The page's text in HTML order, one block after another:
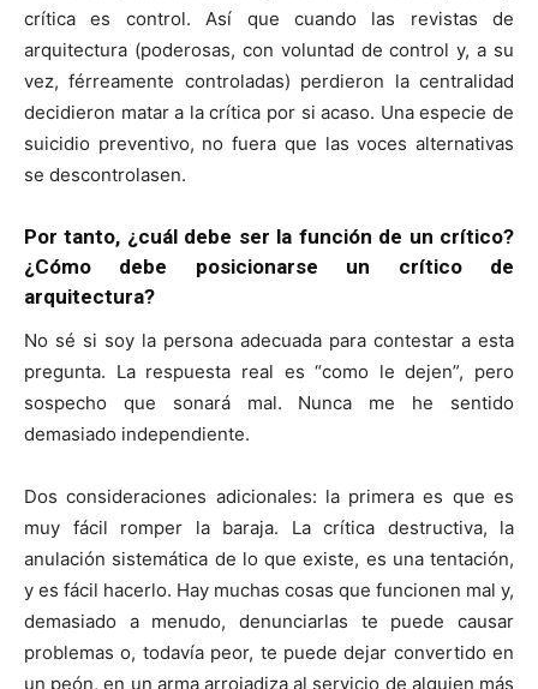
crítica es control. Así que cuando las revistas de
arquitectura (poderosas, con voluntad de control y, a su
vez, férreamente controladas) perdieron la centralidad
decidieron matar a la crítica por si acaso. Una especie de
suicidio preventivo, no fuera que las voces alternativas
se descontrolasen.
Por tanto, ¿cuál debe ser la función de un crítico?
¿Cómo debe posicionarse un crítico de
arquitectura?
No sé si soy la persona adecuada para contestar a esta
pregunta. La respuesta real es “como le dejen”, pero
sospecho que sonará mal. Nunca me he sentido
demasiado independiente.
Dos consideraciones adicionales: la primera es que es
muy fácil romper la baraja. La crítica destructiva, la
anulación sistemática de lo que existe, es una tentación,
y es fácil hacerlo. Hay muchas cosas que funcionen mal y,
demasiado a menudo, denunciarlas te puede causar
problemas o, todavía peor, te puede dejar convertido en
un peón, en un arma arrojadiza al servicio de alguien más